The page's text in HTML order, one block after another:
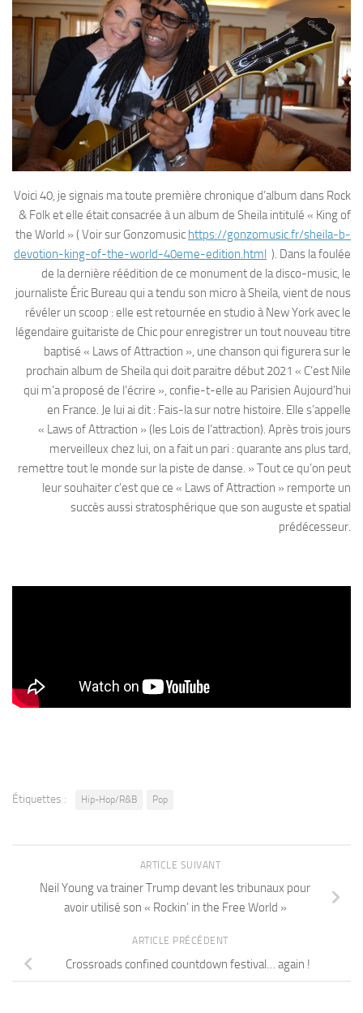
Voici 40, je signais ma toute première chronique d’album dans Rock
& Folk et elle était consacrée à un album de Sheila intitulé « King of
the World » ( Voir sur Gonzomusic https://gonzomusic.fr/sheila-b-
devotion-king-of-the-world-40eme-edition.html ). Dans la foulée
de la dernière réédition de ce monument de la disco-music, le
journaliste Éric Bureau qui a tendu son micro à Sheila, vient de nous
révéler un scoop : elle est retournée en studio à New York avec le
légendaire guitariste de Chic pour enregistrer un tout nouveau titre
baptisé « Laws of Attraction », une chanson qui figurera sur le
prochain album de Sheila qui doit paraitre début 2021 « C’est Nile
qui m’a proposé de l’écrire », confie-t-elle au Parisien Aujourd’hui
en France. Je lui ai dit : Fais-la sur notre histoire. Elle s’appelle
« Laws of Attraction » (les Lois de l’attraction). Après trois jours
merveilleux chez lui, on a fait un pari : quarante ans plus tard,
remettre tout le monde sur la piste de danse. » Tout ce qu’on peut
leur souhaiter c’est que ce « Laws of Attraction » remporte un
succès aussi stratosphérique que son auguste et spatial
prédécesseur.
Étiquettes : Hip-Hop/R&B Pop
ARTICLE SUIVANT
Neil Young va trainer Trump devant les tribunaux pour
avoir utilisé son « Rockin’ in the Free World »
ARTICLE PRÉCÉDENT
Crossroads confined countdown festival… again !